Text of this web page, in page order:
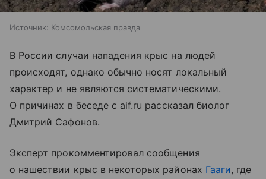
Источник: Комсомольская правда
В России случаи нападения крыс на людей
происходят, однако обычно носят локальный
характер и не являются систематическими.
О причинах в беседе с aif.ru рассказал биолог
Дмитрий Сафонов.
Эксперт прокомментировал сообщения
о нашествии крыс в некоторых районах Гааги, где